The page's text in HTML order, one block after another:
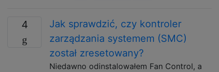
4
Jak sprawdzić, czy kontroler
zarządzania systemem (SMC)
został zresetowany?
Niedawno odinstalowałem Fan Control, a